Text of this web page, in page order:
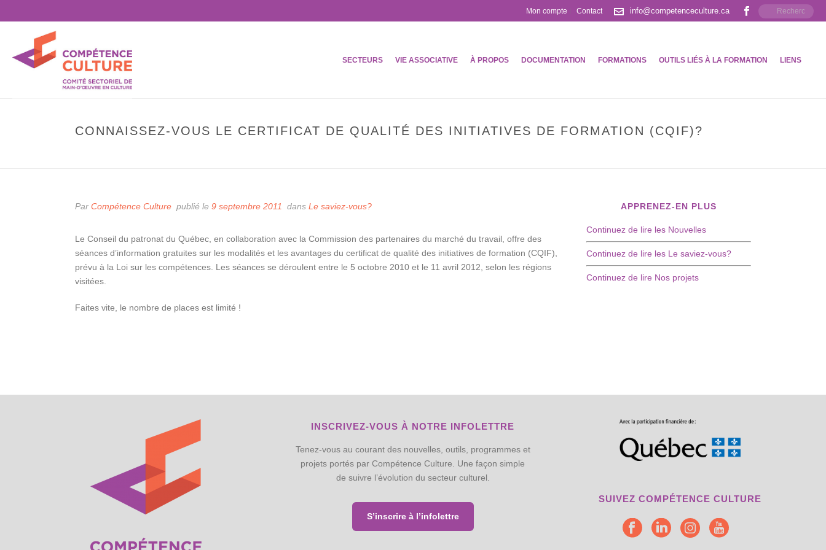
Mon compte Contact info@competenceculture.ca
SECTEURS VIE ASSOCIATIVE À PROPOS DOCUMENTATION FORMATIONS OUTILS LIÉS À LA FORMATION LIENS
CONNAISSEZ-VOUS LE CERTIFICAT DE QUALITÉ DES INITIATIVES DE FORMATION (CQIF)?
Par Compétence Culture publié le 9 septembre 2011 dans Le saviez-vous?
Le Conseil du patronat du Québec, en collaboration avec la Commission des partenaires du marché du travail, offre des
séances d’information gratuites sur les modalités et les avantages du certificat de qualité des initiatives de formation (CQIF),
prévu à la Loi sur les compétences. Les séances se déroulent entre le 5 octobre 2010 et le 11 avril 2012, selon les régions
visitées.
Faites vite, le nombre de places est limité !
APPRENEZ-EN PLUS
Continuez de lire les Nouvelles
Continuez de lire les Le saviez-vous?
Continuez de lire Nos projets
INSCRIVEZ-VOUS À NOTRE INFOLETTRE
Tenez-vous au courant des nouvelles, outils, programmes et
projets portés par Compétence Culture. Une façon simple
de suivre l’évolution du secteur culturel.
S’inscrire à l’infolettre
SUIVEZ COMPÉTENCE CULTURE